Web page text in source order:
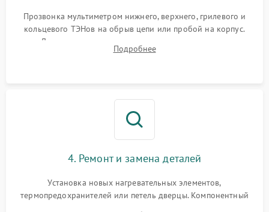
Прозвонка мультиметром нижнего, верхнего, грилевого и
кольцевого ТЭНов на обрыв цепи или пробой на корпус.
Диагностика термостата, датчиков температуры,
переключателя режимов и мотора конвекции.
Подробнее
4. Ремонт и замена деталей
Установка новых нагревательных элементов,
термопредохранителей или петель дверцы. Компонентный